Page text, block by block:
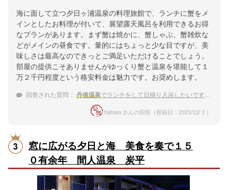
海に面して立つ夕日ヶ浦温泉の料理旅館で、ランチに蟹をメ
インとしたお料理が付いて、展望露天風呂を利用できるお得
なプランがあります。まず蟹は焼かに、蟹しゃぶ、蟹雑炊な
どがメインの昼食です。量的にはちょっと少な目ですが、美
味しさは最高なのできっとご満足いただけることでしょう。
部屋の提供こそありませんがゆっくり蟹と温泉を堪能して１
万２千円程度という格安料金は魅力です。お奨めします。
回答された質問： 丹後温泉でランチをして日帰り入浴したいです。カニがいただける温泉宿は？
hahata さんの回答（投稿日：2021/12/ 3 ）
窓に広がる夕日と海 美食を奏で１５
０有余年 間人温泉 炭平